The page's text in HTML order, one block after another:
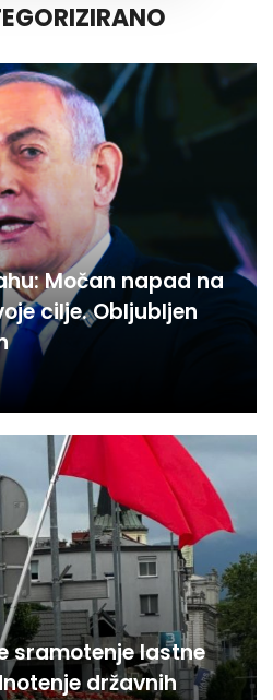
Močan napad na
cilje. Obljubljen
sramotenje lastne
državnih